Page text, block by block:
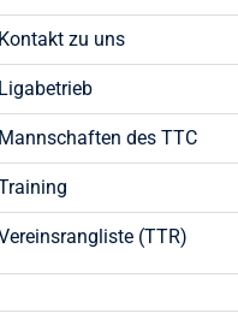
Kontakt zu uns
Ligabetrieb
Mannschaften des TTC
(TTR)